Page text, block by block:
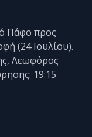
Πάφο προς
(24 Ιουλίου).
Λεωφόρος
19:15